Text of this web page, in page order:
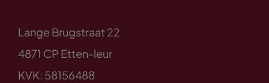
Lange Brugstraat 22
4871 CP Etten-leur
KVK: 58156488